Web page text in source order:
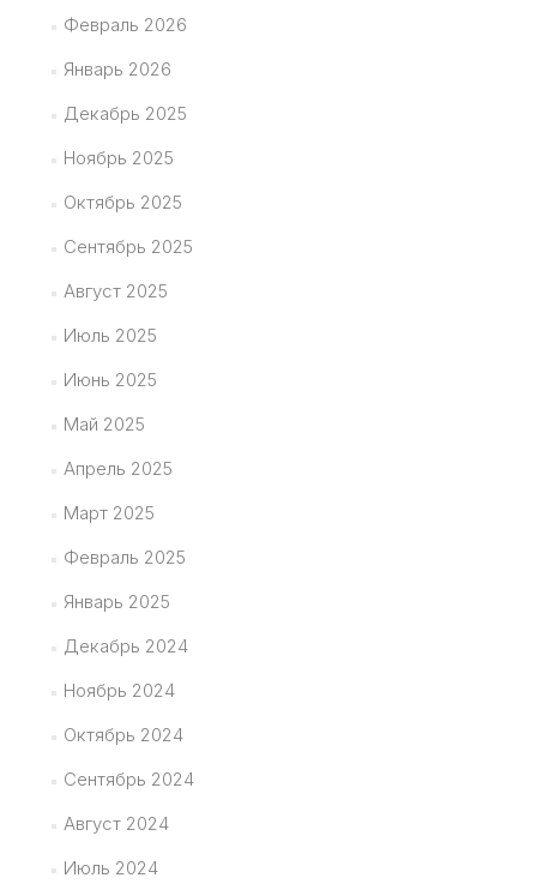
Февраль 2026
Январь 2026
Декабрь 2025
Ноябрь 2025
Октябрь 2025
Сентябрь 2025
Август 2025
Июль 2025
Июнь 2025
Май 2025
Апрель 2025
Март 2025
Февраль 2025
Январь 2025
Декабрь 2024
Ноябрь 2024
Октябрь 2024
Сентябрь 2024
Август 2024
Июль 2024